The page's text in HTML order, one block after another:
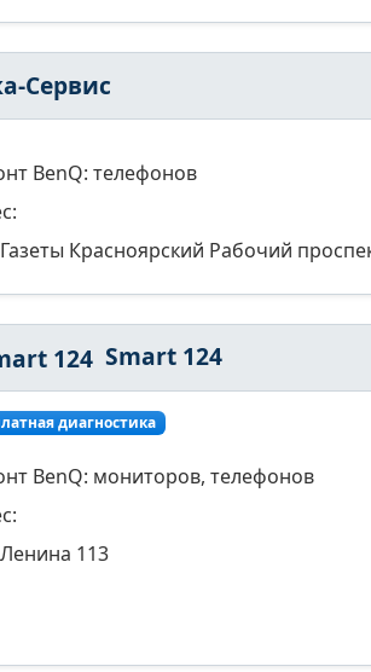
Сервис
BenQ: телефонов
Газеты Красноярский Рабочий
Smart 124
диагностика
BenQ: мониторов, телефонов
Ленина 113